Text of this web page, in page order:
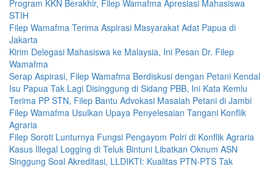
Program KKN Berakhir, Filep Wamafma Apresiasi Mahasiswa
STIH
Filep Wamafma Terima Aspirasi Masyarakat Adat Papua di
Jakarta
Kirim Delegasi Mahasiswa ke Malaysia, Ini Pesan Dr. Filep
Wamafma
Serap Aspirasi, Filep Wamafma Berdiskusi dengan Petani Kendal
Isu Papua Tak Lagi Disinggung di Sidang PBB, Ini Kata Kemlu
Terima PP STN, Filep Bantu Advokasi Masalah Petani di Jambi
Filep Wamafma Usulkan Upaya Penyelesaian Tangani Konflik
Agraria
Filep Soroti Lunturnya Fungsi Pengayom Polri di Konflik Agraria
Kasus Illegal Logging di Teluk Bintuni Libatkan Oknum ASN
Singgung Soal Akreditasi, LLDIKTI: Kualitas PTN-PTS Tak